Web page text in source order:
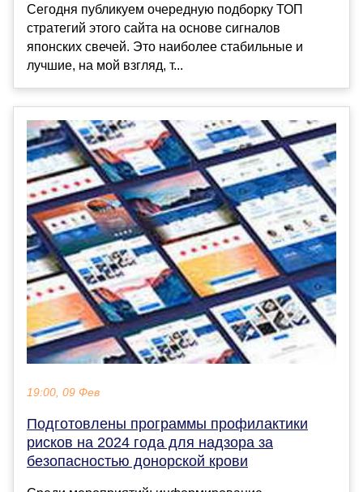
Сегодня публикуем очередную подборку ТОП
стратегий этого сайта на основе сигналов
японских свечей. Это наиболее стабильные и
лучшие, на мой взгляд, т...
19:00, 09 Фев
Подготовлены программы профилактики
рисков на 2024 года для надзора за
безопасностью донорской крови